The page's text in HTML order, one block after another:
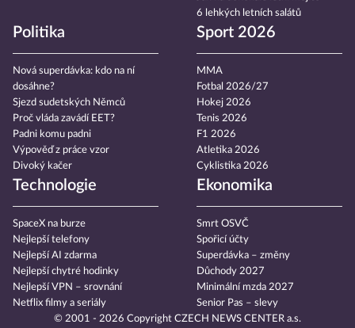
6 lehkých letních salátů
Politika
Nová superdávka: kdo na ní
dosáhne?
Sjezd sudetských Němců
Proč vláda zavádí EET?
Padni komu padni
Výpověď z práce vzor
Divoký kačer
Sport 2026
MMA
Fotbal 2026/27
Hokej 2026
Tenis 2026
F1 2026
Atletika 2026
Cyklistika 2026
Technologie
SpaceX na burze
Nejlepší telefony
Nejlepší AI zdarma
Nejlepší chytré hodinky
Nejlepší VPN – srovnání
Netflix filmy a seriály
Ekonomika
Smrt OSVČ
Spořicí účty
Superdávka – změny
Důchody 2027
Minimální mzda 2027
Senior Pas – slevy
© 2001 - 2026 Copyright CZECH NEWS CENTER a.s.